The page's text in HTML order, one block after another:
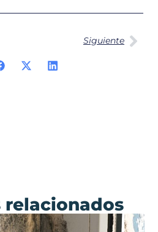
Siguiente